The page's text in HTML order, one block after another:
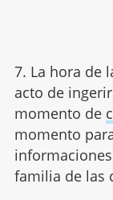
7. La hora de
acto de
momento de
momento
familia de las